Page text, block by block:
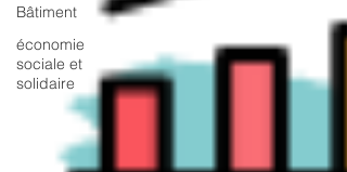
Bâtiment
économie
sociale et
solidaire